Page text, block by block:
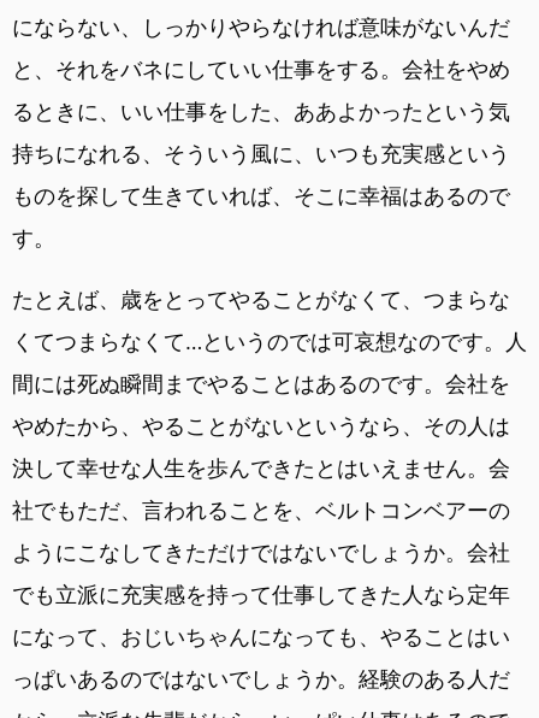
にならない、しっかりやらなければ意味がないんだ
と、それをバネにしていい仕事をする。会社をやめ
るときに、いい仕事をした、ああよかったという気
持ちになれる、そういう風に、いつも充実感という
ものを探して生きていれば、そこに幸福はあるので
す。
たとえば、歳をとってやることがなくて、つまらな
くてつまらなくて…というのでは可哀想なのです。人
間には死ぬ瞬間までやることはあるのです。会社を
やめたから、やることがないというなら、その人は
決して幸せな人生を歩んできたとはいえません。会
社でもただ、言われることを、ベルトコンベアーの
ようにこなしてきただけではないでしょうか。会社
でも立派に充実感を持って仕事してきた人なら定年
になって、おじいちゃんになっても、やることはい
っぱいあるのではないでしょうか。経験のある人だ